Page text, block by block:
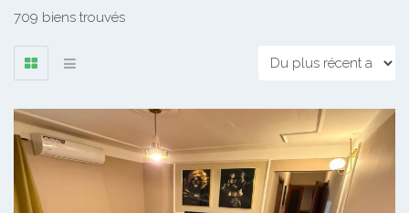
709 biens trouvés